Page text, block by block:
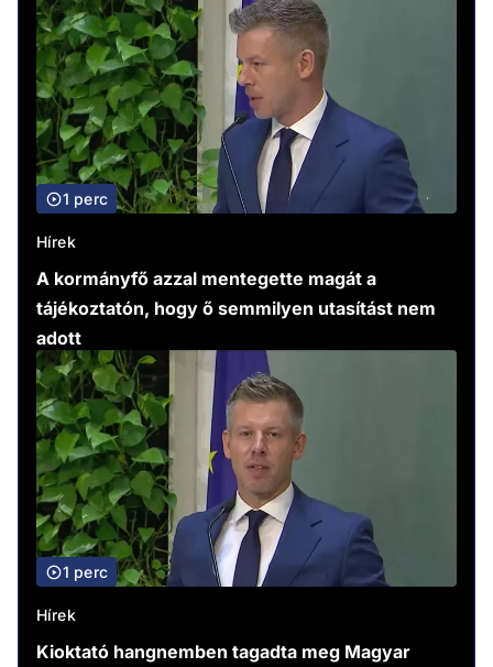
1 perc
Hírek
A kormányfő azzal mentegette magát a
tájékoztatón, hogy ő semmilyen utasítást nem
adott
1 perc
Hírek
Kioktató hangnemben tagadta meg Magyar